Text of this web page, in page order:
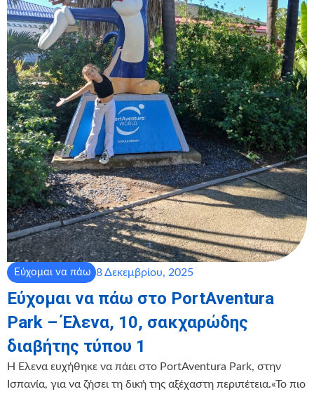
Εύχομαι να πάω 8 Δεκεμβρίου, 2025
Εύχομαι να πάω στο PortAventura
Park – Έλενα, 10, σακχαρώδης
διαβήτης τύπου 1
Η Έλενα ευχήθηκε να πάει στο PortAventura Park, στην
Ισπανία, για να ζήσει τη δική της αξέχαστη περιπέτεια.«Το πιο